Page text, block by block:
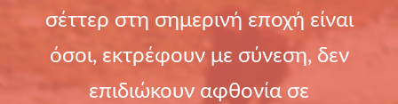
σέττερ στη σημερινή εποχή είναι
όσοι, εκτρέφουν με σύνεση, δεν
επιδιώκουν αφθονία σε